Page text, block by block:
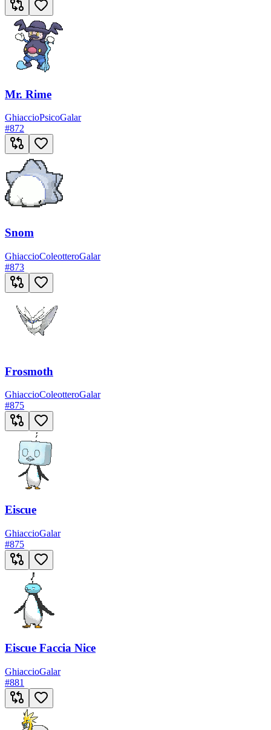
Mr. Rime
GhiaccioPsicoGalar
#872
Snom
GhiaccioColeotteroGalar
#873
Frosmoth
GhiaccioColeotteroGalar
#875
Eiscue
GhiaccioGalar
#875
Eiscue Faccia Nice
GhiaccioGalar
#881